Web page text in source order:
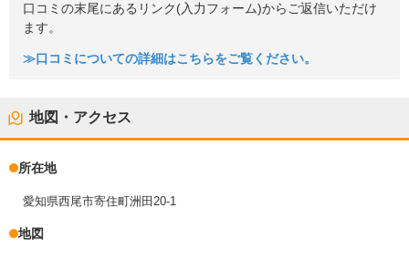
口コミの末尾にあるリンク(入力フォーム)からご返信いただけ
ます。
≫口コミについての詳細はこちらをご覧ください。
地図・アクセス
所在地
愛知県西尾市寄住町洲田20-1
地図